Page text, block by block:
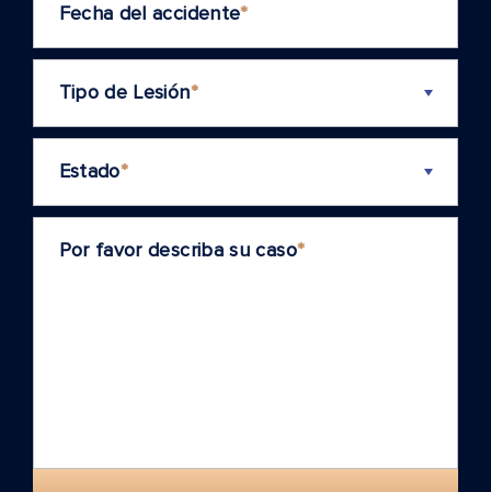
Fecha del accidente*
Tipo de Lesión*
Estado*
Por favor describa su caso*